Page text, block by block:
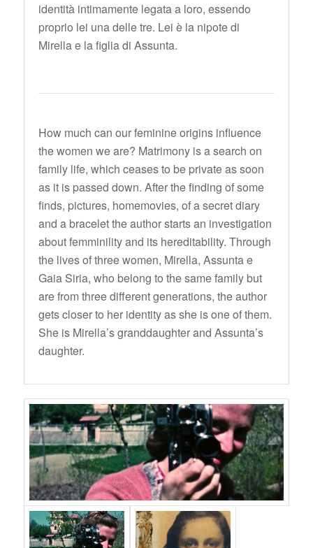
identità intimamente legata a loro, essendo
proprio lei una delle tre. Lei è la nipote di
Mirella e la figlia di Assunta.
How much can our feminine origins influence
the women we are? Matrimony is a search on
family life, which ceases to be private as soon
as it is passed down. After the finding of some
finds, pictures, homemovies, of a secret diary
and a bracelet the author starts an investigation
about femminility and its hereditability. Through
the lives of three women, Mirella, Assunta e
Gaia Siria, who belong to the same family but
are from three different generations, the author
gets closer to her identity as she is one of them.
She is Mirella’s granddaughter and Assunta’s
daughter.